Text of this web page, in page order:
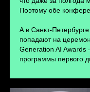
Поэтому обе
А в Санкт-
попадают на
Generation AI Awards
программы первого